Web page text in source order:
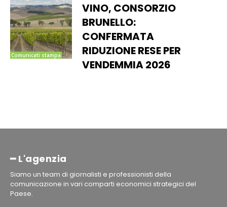
Comunicati stampa
VINO, CONSORZIO
BRUNELLO:
CONFERMATA
RIDUZIONE RESE PER
VENDEMMIA 2026
━ L'agenzia
Siamo un team di giornalisti e professionisti della
comunicazione in vari comparti economici strategici del
Paese.